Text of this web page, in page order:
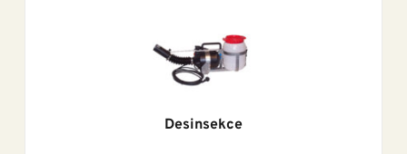
Desinsekce